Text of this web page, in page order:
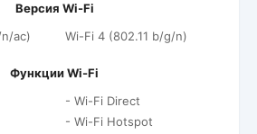
Версия Wi-Fi
ac)
Wi-Fi 4 (802.11 b/g/n)
Функции Wi-Fi
- Wi-Fi Direct
- Wi-Fi Hotspot